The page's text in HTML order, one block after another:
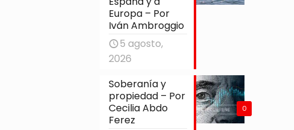
Europa – Por
Iván Ambroggio
5 agosto,
2026
0
Soberanía y
propiedad – Por
Cecilia Abdo
Ferez